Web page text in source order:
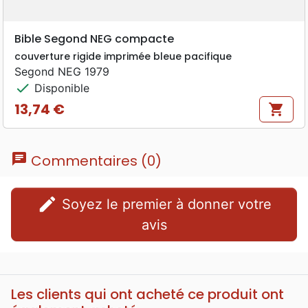
Bible Segond NEG compacte
couverture rigide imprimée bleue pacifique
Segond NEG 1979
check Disponible
Prix
13,74 € shopping_cart
chat Commentaires (0)
edit
avis
Les clients qui ont acheté ce produit ont